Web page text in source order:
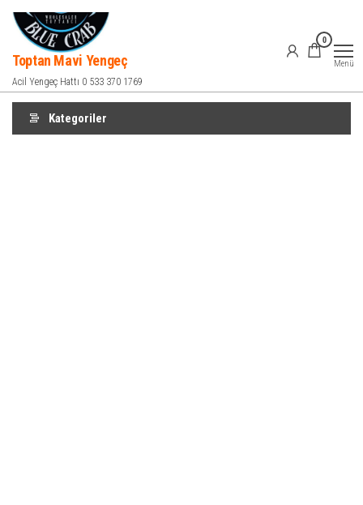
İçeriğe
atla
Toptan Mavi Yengeç
Acil Yengeç Hattı 0 533 370 1769
0
Menü
Kategoriler